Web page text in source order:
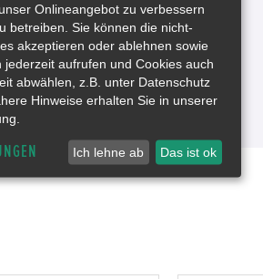
Onlineangebot zu verbessern
betreiben. Sie können die nicht-
akzeptieren oder ablehnen sowie
jederzeit aufrufen und Cookies auch
abwählen, z.B. unter Datenschutz
Hinweise erhalten Sie in unserer
Ich lehne ab Das ist ok